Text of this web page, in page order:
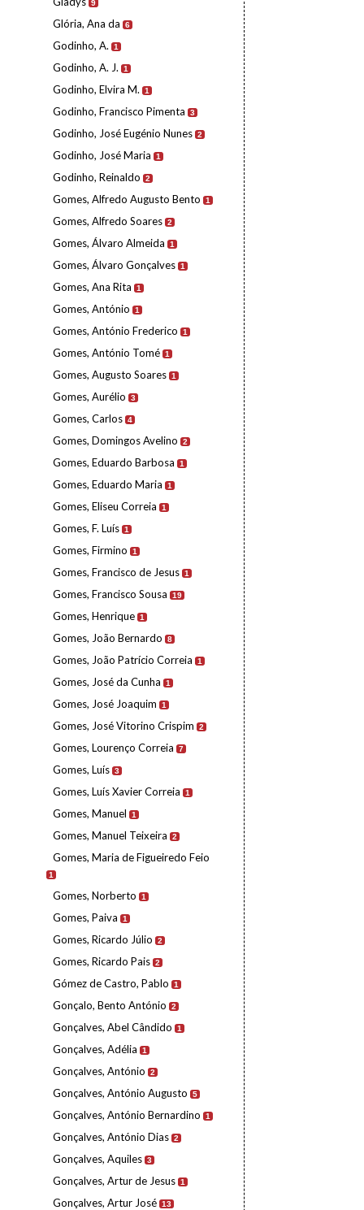
9
Glória, Ana da 6
Godinho, A. 1
Godinho, A. J. 1
Godinho, Elvira M. 1
Godinho, Francisco Pimenta 3
Godinho, José Eugénio Nunes 2
Godinho, José Maria 1
Godinho, Reinaldo 2
Gomes, Alfredo Augusto Bento 1
Gomes, Alfredo Soares 2
Gomes, Álvaro Almeida 1
Gomes, Álvaro Gonçalves 1
Gomes, Ana Rita 1
Gomes, António 1
Gomes, António Frederico 1
Gomes, António Tomé 1
Gomes, Augusto Soares 1
Gomes, Aurélio 3
Gomes, Carlos 4
Gomes, Domingos Avelino 2
Gomes, Eduardo Barbosa 1
Gomes, Eduardo Maria 1
Gomes, Eliseu Correia 1
Gomes, F. Luís 1
Gomes, Firmino 1
Gomes, Francisco de Jesus 1
Gomes, Francisco Sousa 19
Gomes, Henrique 1
Gomes, João Bernardo 8
Gomes, João Patrício Correia 1
Gomes, José da Cunha 1
Gomes, José Joaquim 1
Gomes, José Vitorino Crispim 2
Gomes, Lourenço Correia 7
Gomes, Luís 3
Gomes, Luís Xavier Correia 1
Gomes, Manuel 1
Gomes, Manuel Teixeira 2
Gomes, Maria de Figueiredo Feio
1
Gomes, Norberto 1
Gomes, Paiva 1
Gomes, Ricardo Júlio 2
Gomes, Ricardo Pais 2
Gómez de Castro, Pablo 1
Gonçalo, Bento António 2
Gonçalves, Abel Cândido 1
Gonçalves, Adélia 1
Gonçalves, António 2
Gonçalves, António Augusto 5
Gonçalves, António Bernardino 1
Gonçalves, António Dias 2
Gonçalves, Aquiles 3
Gonçalves, Artur de Jesus 1
Gonçalves, Artur José 13